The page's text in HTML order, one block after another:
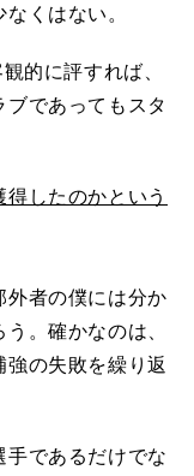
くはない。
的に評すれば、
であってもスタ
したのかという
者の僕には分か
。確かなのは、
の失敗を繰り返
であるだけでな